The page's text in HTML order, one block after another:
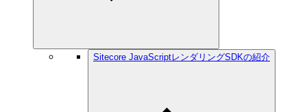
Sitecore JavaScriptレンダリングSDKの紹介